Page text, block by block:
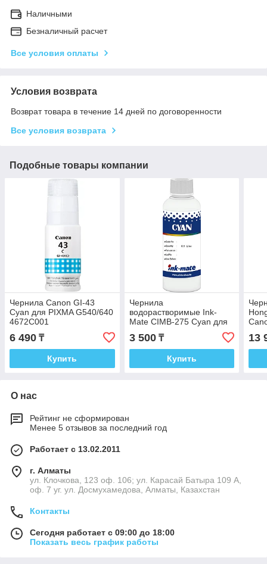
Наличными
Безналичный расчет
Все условия оплаты
Условия возврата
Возврат товара в течение 14 дней по договоренности
Все условия возврата
Подобные товары компании
Чернила Canon GI-43
Cyan для PIXMA G540/640
4672C001
6 490 ₸
Купить
Чернила
водорастворимые Ink-
Mate CIMB-275 Cyan для
Canon PIXMA
G1900/2900/3900 100мл
3 500₸
Купить
13
О нас
Рейтинг не сформирован
Менее 5 отзывов за последний год
Работает с 13.02.2011
г. Алматы
ул. Клочкова, 123 оф. 106; ул. Карасай Батыра 109 А,
оф. 7 уг. ул. Досмухамедова, Алматы, Казахстан
Контакты
Сегодня работает с 09:00 до 18:00
Показать весь график работы